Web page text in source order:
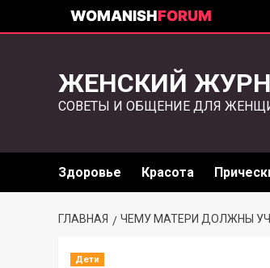
WOMANISHFORUM
ЖЕНСКИЙ
СОВЕТЫ И ОБЩЕНИЕ ДЛЯ
Здоровье Красота
ГЛАВНАЯ ЧЕМУ МАТЕРИ ДОЛЖНЫ
Дети